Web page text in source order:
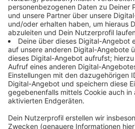
für 20 Fahrzeuge sein.
Ruhe- und Sanitärräume sowie
geben. Insgesamt sollen dort 50
Platz haben. Außerdem ziehen in
die Rettungskräfte von der
die Kräfte gebündelt und der
der Innenstadt herausgehalten
durch den Neubau einige
schneller zu erreichen. Der
Millionen Euro.